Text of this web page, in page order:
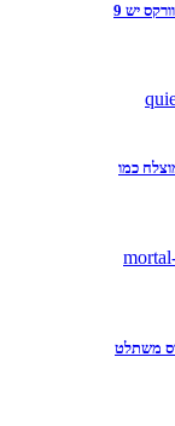
החתול של שרק 2 מוכיח שלדרימוורקס יש 9
מוצלח כמו
משתלט